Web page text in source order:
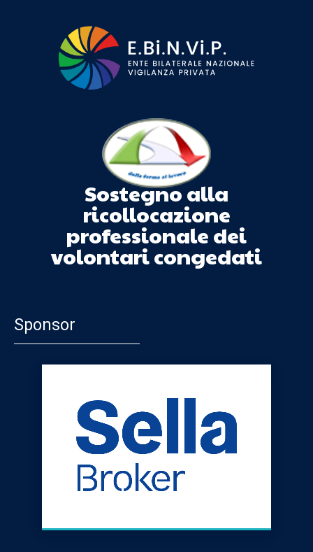
Sostegno alla
ricollocazione
professionale dei
volontari congedati
Sponsor